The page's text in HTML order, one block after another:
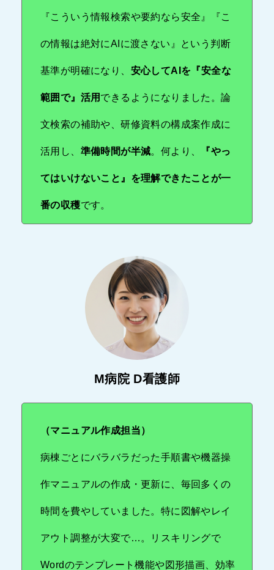
『こういう情報検索や要約なら安全』『こ
の情報は絶対にAIに渡さない』という判断
基準が明確になり、 安心してAIを『安全な
範囲で』活用 できるようになりました。論
文検索の補助や、研修資料の構成案作成に
活用し、 準備時間が半減。何より、 『やっ
てはいけないこと』を理解できたことが一
番の収穫です。
M病院 D看護師
（マニュアル作成担当）
病棟ごとにバラバラだった手順書や機器操
作マニュアルの作成・更新に、毎回多くの
時間を費やしていました。特に図解やレイ
アウト調整が大変で…。リスキリングで
Wordのテンプレート機能や図形描画、効率